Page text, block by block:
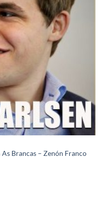
Brancas – Zenón Franco